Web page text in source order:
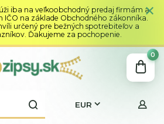
iba na veľkoobchodný predaj firmám a
IČO na základe Obchodného zákonníka.
určený pre bežných spotrebiteľov a
Ďakujeme za pochopenie.
EUR
0